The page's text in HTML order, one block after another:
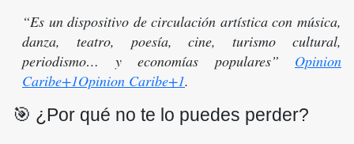
“Es un dispositivo de circulación artística con música,
danza, teatro, poesía, cine, turismo cultural,
periodismo… y economías populares” Opinion
Caribe+1Opinion Caribe+1.
🎯 ¿Por qué no te lo puedes perder?